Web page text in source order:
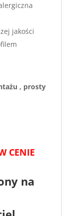
jakości
, prosty
CENIE
na